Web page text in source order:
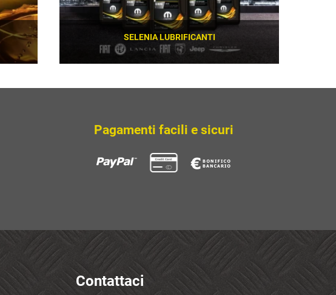
SELENIA LUBRIFICANTI
Pagamenti facili e sicuri
Contattaci